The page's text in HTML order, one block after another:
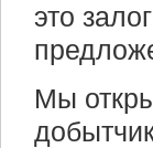
это
Мы